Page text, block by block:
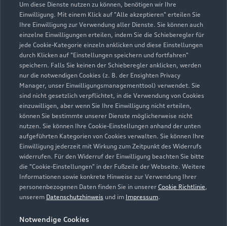
Um diese Dienste nutzen zu können, benötigen wir Ihre
Einwilligung. Mit einem Klick auf "Alle akzeptieren" erteilen Sie
Ihre Einwilligung zur Verwendung aller Dienste. Sie können auch
einzelne Einwilligungen erteilen, indem Sie die Schieberegler für
jede Cookie-Kategorie einzeln anklicken und diese Einstellungen
durch Klicken auf "Einstellungen speichern und fortfahren"
speichern. Falls Sie keinen der Schieberegler anklicken, werden
nur die notwendigen Cookies (z. B. der Ensighten Privacy
Manager, unser Einwilligungsmanagementtool) verwendet. Sie
sind nicht gesetzlich verpflichtet, in die Verwendung von Cookies
einzuwilligen, aber wenn Sie Ihre Einwilligung nicht erteilen,
können Sie bestimmte unserer Dienste möglicherweise nicht
nutzen. Sie können Ihre Cookie-Einstellungen anhand der unten
aufgeführten Kategorien von Cookies verwalten. Sie können Ihre
Einwilligung jederzeit mit Wirkung zum Zeitpunkt des Widerrufs
widerrufen. Für den Widerruf der Einwilligung beachten Sie bitte
die "Cookie-Einstellungen" in der Fußzeile der Webseite. Weitere
Informationen sowie konkrete Hinweise zur Verwendung Ihrer
personenbezogenen Daten finden Sie in unserer Cookie Richtlinie,
unserem Datenschutzhinweis und im Impressum.
Notwendige Cookies